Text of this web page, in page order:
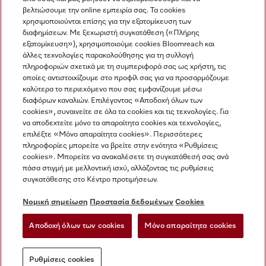
Η εταιρεία μας
Όροι και Προϋποθέσεις
Προστασία δεδομένων
Όροι Χρήσης
Δήλωση Προσβασιμότητας
Νόμος για τις ψηφιακές υπηρεσίες
Ρυθμίσεις cookies
Miele στο Instagram
Miele στο Facebook
Miele στο Youtube
βελτιώσουμε την online εμπειρία σας. Τα cookies
χρησιμοποιούνται επίσης για την εξατομίκευση των
διαφημίσεων. Με ξεχωριστή συγκατάθεση («Πλήρης
εξατομίκευση»), χρησιμοποιούμε cookies Bloomreach και
άλλες τεχνολογίες παρακολούθησης για τη συλλογή
πληροφοριών σχετικά με τη συμπεριφορά σας ως χρήστη, τις
οποίες αντιστοιχίζουμε στο προφίλ σας για να προσαρμόζουμε
καλύτερα το περιεχόμενο που σας εμφανίζουμε μέσω
διαφόρων καναλιών. Επιλέγοντας «Αποδοχή όλων των
cookies», συναινείτε σε όλα τα cookies και τις τεχνολογίες. Για
να αποδεχτείτε μόνο τα απαραίτητα cookies και τεχνολογίες,
επιλέξτε «Μόνο απαραίτητα cookies». Περισσότερες
πληροφορίες μπορείτε να βρείτε στην ενότητα «Ρυθμίσεις
cookies». Μπορείτε να ανακαλέσετε τη συγκατάθεσή σας ανά
πάσα στιγμή με μελλοντική ισχύ, αλλάζοντας τις ρυθμίσεις
συγκατάθεσης στο Κέντρο προτιμήσεων.
Νομική σημείωση Προστασία δεδομένων Cookies
Αποδοχή όλων των cookies Μόνο απαραίτητα cookies
Ρυθμίσεις cookies